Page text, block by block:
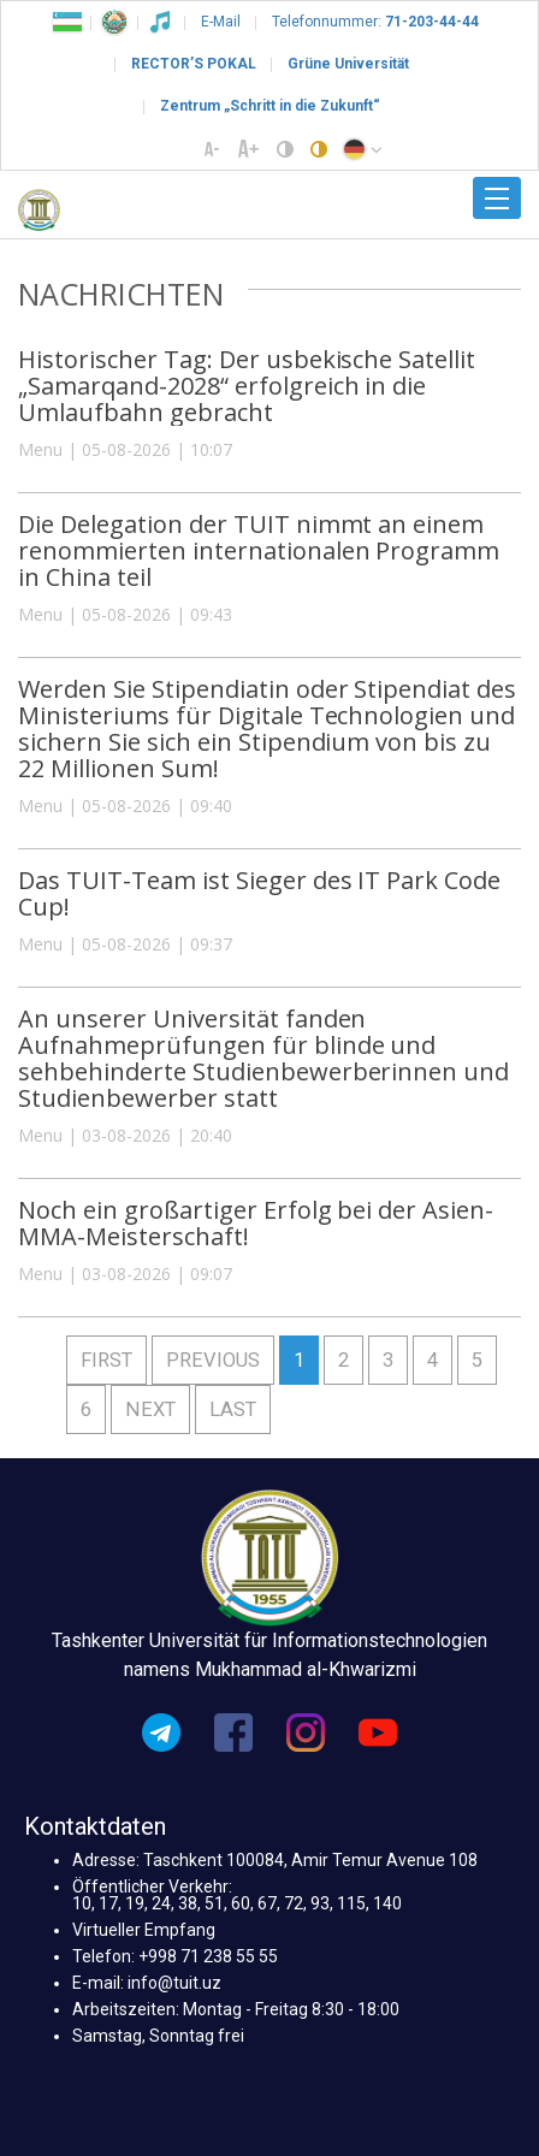
E-Mail Telefonnummer: 71-203-44-44
RECTOR’S POKAL Grüne Universität
Zentrum „Schritt in die Zukunft“
NACHRICHTEN
Historischer Tag: Der usbekische Satellit
„Samarqand-2028“ erfolgreich in die
Umlaufbahn gebracht
Menu | 05-08-2026 | 10:07
Die Delegation der TUIT nimmt an einem
renommierten internationalen Programm
in China teil
Menu | 05-08-2026 | 09:43
Werden Sie Stipendiatin oder Stipendiat des
Ministeriums für Digitale Technologien und
sichern Sie sich ein Stipendium von bis zu
22 Millionen Sum!
Menu | 05-08-2026 | 09:40
Das TUIT-Team ist Sieger des IT Park Code
Cup!
Menu | 05-08-2026 | 09:37
An unserer Universität fanden
Aufnahmeprüfungen für blinde und
sehbehinderte Studienbewerberinnen und
Studienbewerber statt
Menu | 03-08-2026 | 20:40
Noch ein großartiger Erfolg bei der Asien-
MMA-Meisterschaft!
Menu | 03-08-2026 | 09:07
FIRST PREVIOUS 1 2 3 4 5
6 NEXT LAST
Tashkenter Universität für Informationstechnologien
namens Mukhammad al-Khwarizmi
Kontaktdaten
Adresse: Taschkent 100084, Amir Temur Avenue 108
Öffentlicher Verkehr:
10, 17, 19, 24, 38, 51, 60, 67, 72, 93, 115, 140
Virtueller Empfang
Telefon: +998 71 238 55 55
E-mail: info@tuit.uz
Arbeitszeiten: Montag - Freitag 8:30 - 18:00
Samstag, Sonntag frei